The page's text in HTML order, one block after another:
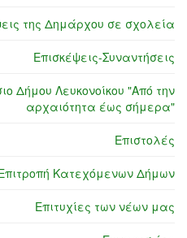
της Δημάρχου σε σχολεία
Επισκέψεις-Συναντήσεις
Δήμου Λευκονοίκου "Από την
αρχαιότητα έως σήμερα"
Επιστολές
Κατεχόμενων Δήμων
Επιτυχίες των νέων μας